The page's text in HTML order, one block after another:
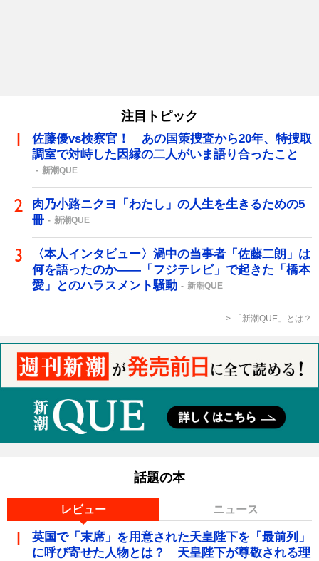
注目トピック
佐藤優vs検察官！ あの国策捜査から20年、特捜取
調室で対峙した因縁の二人がいま語り合ったこと
新潮QUE
肉乃小路ニクヨ「わたし」の人生を生きるための5
冊
新潮QUE
〈本人インタビュー〉渦中の当事者「佐藤二朗」は
何を語ったのか――「フジテレビ」で起きた「橋本
愛」とのハラスメント騒動
新潮QUE
「新潮QUE」とは？
話題の本
レビュー ニュース
英国で「末席」を用意された天皇陛下を「最前列」
に呼び寄せた人物とは？ 天皇陛下が尊敬される理